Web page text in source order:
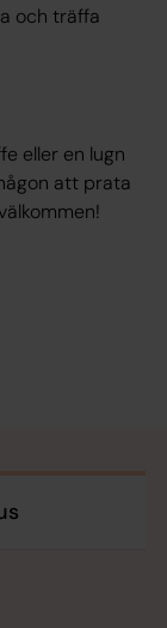
och träffa
eller en lugn
att prata